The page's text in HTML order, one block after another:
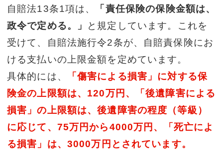
自賠法13条1項は、
「責任保険の保険金額は、
政令で定める。」
と規定しています。これを
受けて、自賠法施行令2条が、自賠責保険にお
ける支払いの上限金額を定めています。
具体的には、
「傷害による損害」に対する保
険金の上限額は、120万円、「後遺障害による
損害」の上限額は、後遺障害の程度（等級）
に応じて、75万円から4000万円、「死亡によ
る損害」は、3000万円とされています。